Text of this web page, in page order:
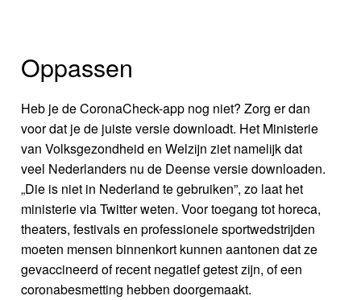
Oppassen
Heb je de CoronaCheck-app nog niet? Zorg er dan
voor dat je de juiste versie downloadt. Het Ministerie
van Volksgezondheid en Welzijn ziet namelijk dat
veel Nederlanders nu de Deense versie downloaden.
„Die is niet in Nederland te gebruiken”, zo laat het
ministerie via Twitter weten. Voor toegang tot horeca,
theaters, festivals en professionele sportwedstrijden
moeten mensen binnenkort kunnen aantonen dat ze
gevaccineerd of recent negatief getest zijn, of een
coronabesmetting hebben doorgemaakt.